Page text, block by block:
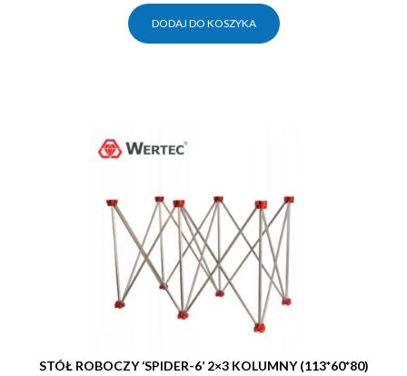
DODAJ DO KOSZYKA
STÓŁ ROBOCZY ‘SPIDER-6’ 2×3 KOLUMNY (113*60*80)